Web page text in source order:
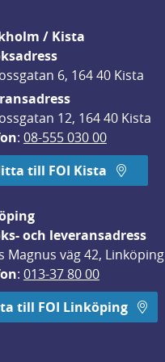
fönster.
/ Kista
6, 164 40 Kista
12, 164 40 Kista
: 08-555 030 00
till FOI Kista
och leveransadress
Magnus väg 42, Linköping
: 013-37 80 00
till FOI Linköping